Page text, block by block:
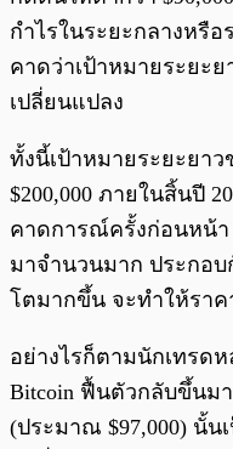
กำไรในระยะกลางหรือ
คาดว่าเป้าหมายระยะย
เปลี่ยนแปลง
ทั้งนี้เป้าหมายระยะยาว
$200,000 ภายในสิ้นปี
คาดการณ์ครั้งก่อนหน้า
มาจำนวนมาก ประกอ
โตมากขึ้น จะทำให้ราค
อย่างไรก็ตามนักเทรด
Bitcoin ฟื้นตัวกลับขึ้นม
(ประมาณ $97,000) นั้น